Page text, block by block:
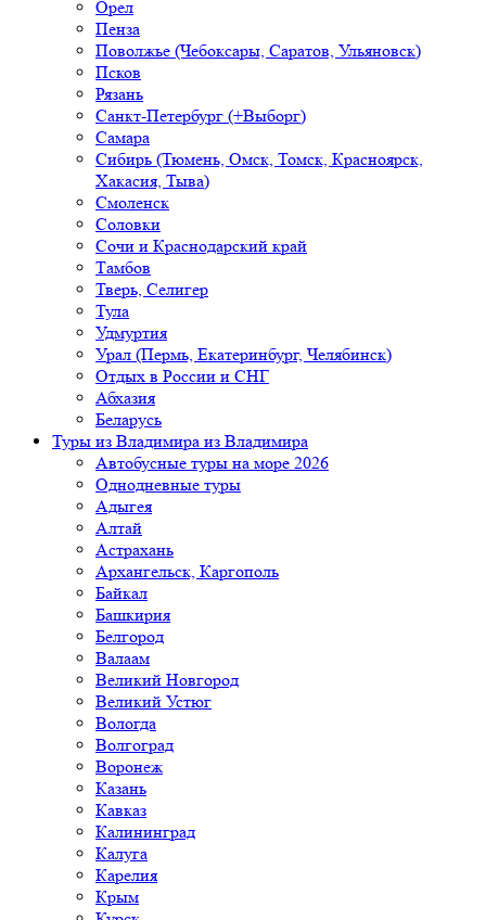
Орел
Пенза
Поволжье (Чебоксары, Саратов, Ульяновск)
Псков
Рязань
Санкт-Петербург (+Выборг)
Самара
Сибирь (Тюмень, Омск, Томск, Красноярск,
Хакасия, Тыва)
Смоленск
Соловки
Сочи и Краснодарский край
Тамбов
Тверь, Селигер
Тула
Удмуртия
Урал (Пермь, Екатеринбург, Челябинск)
Отдых в России и СНГ
Абхазия
Беларусь
Туры из Владимира из Владимира
Автобусные туры на море 2026
Однодневные туры
Адыгея
Алтай
Астрахань
Архангельск, Каргополь
Байкал
Башкирия
Белгород
Валаам
Великий Новгород
Великий Устюг
Вологда
Волгоград
Воронеж
Казань
Кавказ
Калининград
Калуга
Карелия
Крым